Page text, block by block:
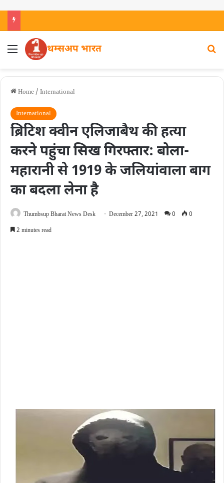
थम्सअप भारत
Home / International
International
ब्रिटिश क्वीन एलिजाबैथ की हत्या
करने पहुंचा सिख गिरफ्तार: बोला-
महारानी से 1919 के जलियांवाला बाग
का बदला लेना है
Thumbsup Bharat News Desk December 27, 2021 0
0
2 minutes read